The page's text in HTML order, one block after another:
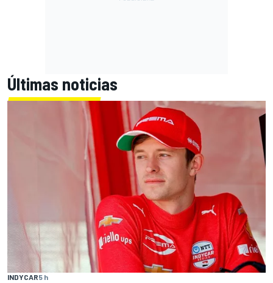
Últimas noticias
INDYCAR5 h